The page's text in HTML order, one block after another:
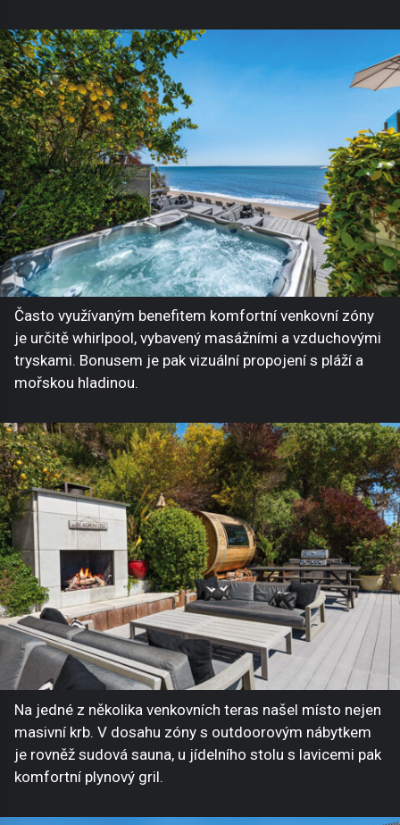
Často využívaným benefitem komfortní venkovní zóny
je určitě whirlpool, vybavený masážními a vzduchovými
tryskami. Bonusem je pak vizuální propojení s pláží a
mořskou hladinou.
Na jedné z několika venkovních teras našel místo nejen
masivní krb. V dosahu zóny s outdoorovým nábytkem
je rovněž sudová sauna, u jídelního stolu s lavicemi pak
komfortní plynový gril.